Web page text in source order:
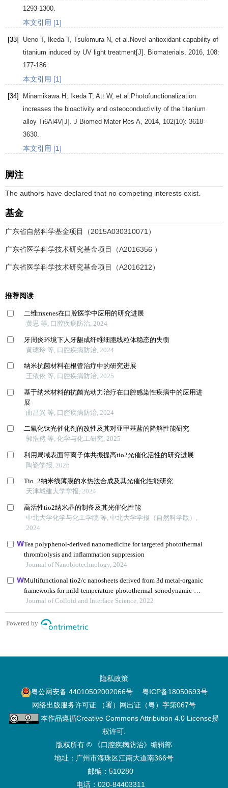
1293-1300.
本文引用 [1]
[33] Ueno T, Ikeda T, Tsukimura N , et al.Novel antioxidant capability of
titanium induced by UV light treatment[J].
Biomaterials 2016 108:
177-186.
本文引用 [1]
[34] Minamikawa H Ikeda T, Att W, et al.Photofunctionalization
increases the bioactivity and osteoconductivity of the titanium
alloy Ti6Al4V[J]. J Biomed Mater Res A 2014 102(10): 3618-
3630.
本文引用 [1]
脚注
The authors have declared that no competing interests exist.
基金
广东省自然科学基金项目（2015A030310071）
广东省医学科学技术研究基金项目（A2016356 ）
广东省医学科学技术研究基金项目（A2016212）
隐私政策
粤公网安备 44010502002066号
粤ICP备18050693号
网络出版服务许可证 （署）网出证（粤）字第067号
本作品遵循Creative Commons Attribution 4.0 License授
权许可.
版权所有 © 《口腔疾病防治》编辑部
地址：广州市海珠区江南大道南366号
邮编：510280
电话：020-84403311